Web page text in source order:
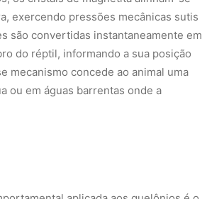
exercendo pressões mecânicas sutis
são convertidas instantaneamente em
do réptil, informando a sua posição
mecanismo concede ao animal uma
ou em águas barrentas onde a